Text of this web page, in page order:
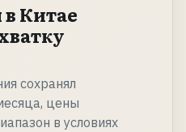
Китае
сохранял
цены
в условиях